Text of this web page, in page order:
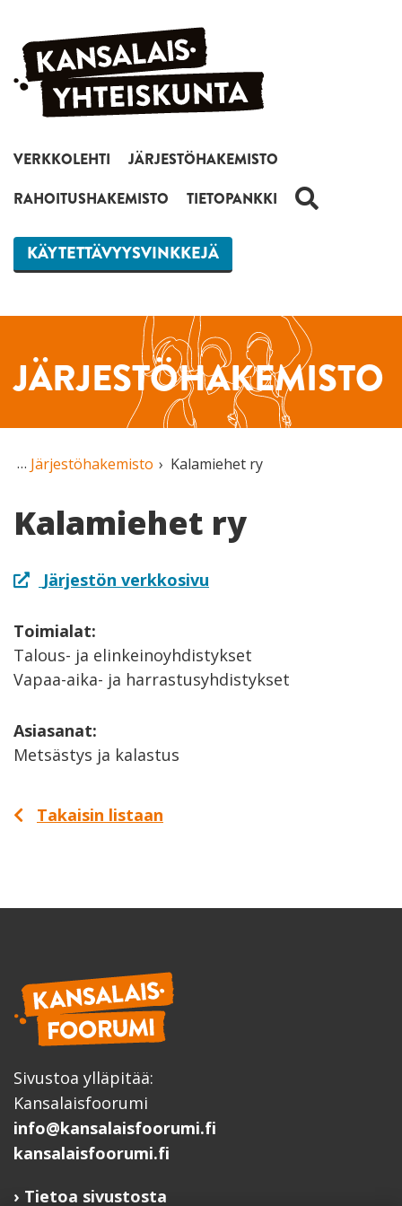
Siirry sisältöön
VERKKOLEHTI
JÄRJESTÖHAKEMISTO
RAHOITUSHAKEMISTO
TIETOPANKKI HAKU
KÄYTETTÄVYYSVINKKEJÄ
JÄRJESTÖHAKEMISTO
Järjestöhakemisto Kalamiehet ry
Kalamiehet ry
Järjestön verkkosivu
Toimialat:
Talous- ja elinkeinoyhdistykset
Vapaa-aika- ja harrastusyhdistykset
Asiasanat:
Metsästys ja kalastus
Takaisin listaan
Sivustoa ylläpitää:
Kansalaisfoorumi
info@kansalaisfoorumi.fi
kansalaisfoorumi.fi
Tietoa sivustosta